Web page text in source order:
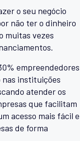
o seu negócio
não ter o dinheiro
muitas vezes
empreendedores
nas instituições
atender os
que facilitam
acesso mais fácil e
de forma